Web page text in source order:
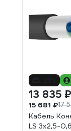
13 835 ₽
15 681 ₽17
Кабель
LS 3х2,5-